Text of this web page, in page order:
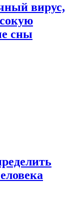
вирус,
сны